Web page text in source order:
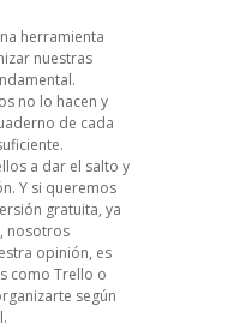
herramienta
nuestras
no lo hacen y
de cada
a dar el salto y
Y si queremos
gratuita, ya
nosotros
opinión, es
como Trello o
según